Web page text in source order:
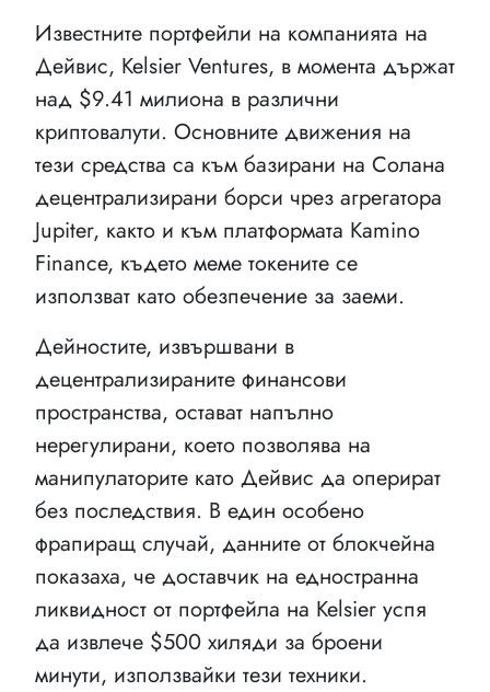
Известните портфейли на компанията на
Дейвис, Kelsier Ventures, в момента държат
над $9.41 милиона в различни
криптовалути. Основните движения на
тези средства са към базирани на Солана
децентрализирани борси чрез агрегатора
Jupiter, както и към платформата Kamino
Finance, където меме токените се
използват като обезпечение за заеми.
Дейностите, извършвани в
децентрализираните финансови
пространства, остават напълно
нерегулирани, което позволява на
манипулаторите като Дейвис да оперират
без последствия. В един особено
фрапиращ случай, данните от блокчейна
показаха, че доставчик на едностранна
ликвидност от портфейла на Kelsier успя
да извлече $500 хиляди за броени
минути, използвайки тези техники.